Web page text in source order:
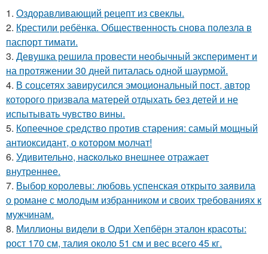
1. Оздоравливающий рецепт из свеклы.
2. Крестили ребёнка. Общественность снова полезла в
паспорт тимати.
3. Девушка решила провести необычный эксперимент и
на протяжении 30 дней питалась одной шаурмой.
4. В соцсетях завирусился эмоциональный пост, автор
которого призвала матерей отдыхать без детей и не
испытывать чувство вины.
5. Копеечное средство против старения: самый мощный
антиоксидант, о котором молчат!
6. Удивительнo, нacколько внешнее отражает
внутреннее.
7. Выбор королевы: любовь успенская открыто заявила
о романе с молодым избранником и своих требованиях к
мужчинам.
8. Миллионы видели в Одри Хепбёрн эталон красоты:
рост 170 см, талия около 51 см и вес всего 45 кг.